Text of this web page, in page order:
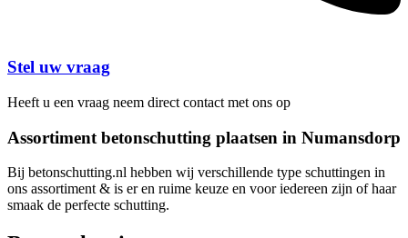
Stel uw vraag
Heeft u een vraag neem direct contact met ons op
Assortiment betonschutting plaatsen in Numansdorp
Bij betonschutting.nl hebben wij verschillende type schuttingen in
ons assortiment & is er en ruime keuze en voor iedereen zijn of haar
smaak de perfecte schutting.